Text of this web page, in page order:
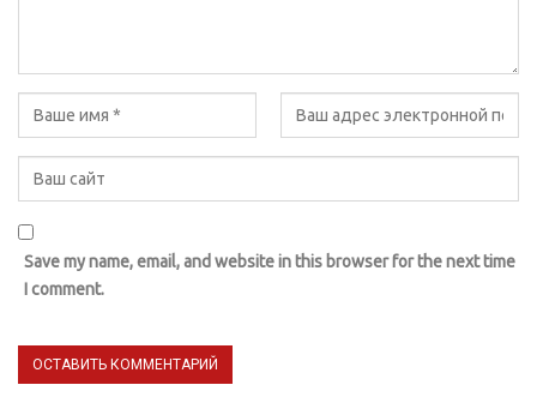
Save my name, email, and website in this browser for the next time
I comment.